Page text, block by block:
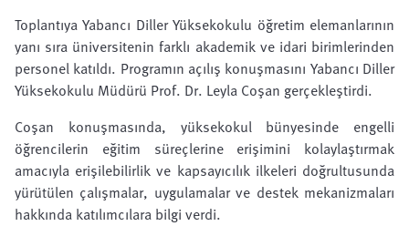
Toplantıya Yabancı Diller Yüksekokulu öğretim elemanlarının
yanı sıra üniversitenin farklı akademik ve idari birimlerinden
personel katıldı. Programın açılış konuşmasını Yabancı Diller
Yüksekokulu Müdürü Prof. Dr. Leyla Coşan gerçekleştirdi.
Coşan konuşmasında, yüksekokul bünyesinde engelli
öğrencilerin eğitim süreçlerine erişimini kolaylaştırmak
amacıyla erişilebilirlik ve kapsayıcılık ilkeleri doğrultusunda
yürütülen çalışmalar, uygulamalar ve destek mekanizmaları
hakkında katılımcılara bilgi verdi.